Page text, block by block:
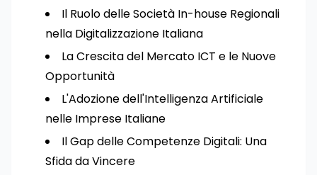
Il Ruolo delle Società In-house Regionali
nella Digitalizzazione Italiana
La Crescita del Mercato ICT e le Nuove
Opportunità
L'Adozione dell'Intelligenza Artificiale
nelle Imprese Italiane
Il Gap delle Competenze Digitali: Una
Sfida da Vincere